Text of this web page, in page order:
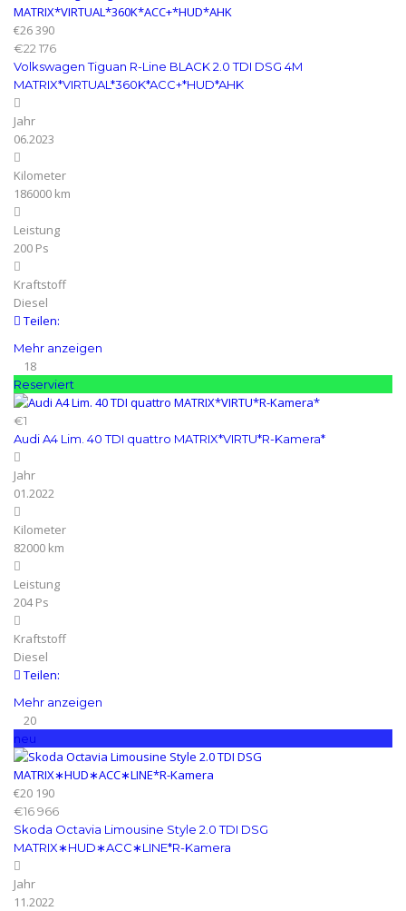
€26 390
€22 176
Volkswagen Tiguan R-Line BLACK 2.0 TDI DSG 4M
MATRIX*VIRTUAL*360K*ACC+*HUD*AHK
Jahr
06.2023
Kilometer
186000 km
Leistung
200 Ps
Kraftstoff
Diesel
Teilen:
Mehr anzeigen
18
Reserviert
€1
Audi A4 Lim. 40 TDI quattro MATRIX*VIRTU*R-Kamera*
Jahr
01.2022
Kilometer
82000 km
Leistung
204 Ps
Kraftstoff
Diesel
Teilen:
Mehr anzeigen
20
neu
€20 190
€16 966
Skoda Octavia Limousine Style 2.0 TDI DSG
MATRIX∗HUD∗ACC∗LINE*R-Kamera
Jahr
11.2022